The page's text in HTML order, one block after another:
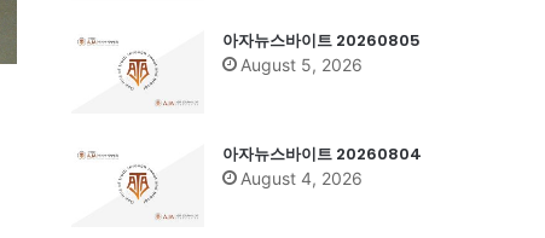
아자뉴스바이트 20260805
August 5, 2026
아자뉴스바이트 20260804
August 4, 2026